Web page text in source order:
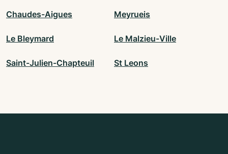
Chaudes-Aigues Meyrueis
Le Bleymard Le Malzieu-Ville
Saint-Julien-Chapteuil St Leons